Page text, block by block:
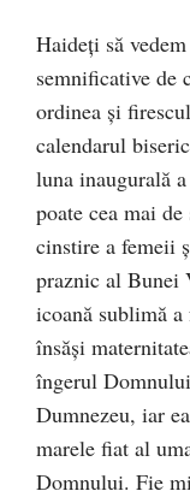
Haideţi să
semnificative de
ordinea şi
calendarul
luna inaugurală
poate cea mai
cinstire a femeii
praznic al Bunei
icoană sublimă
însăşi
îngerul
Dumnezeu, iar
marele fiat al
Domnului. Fie